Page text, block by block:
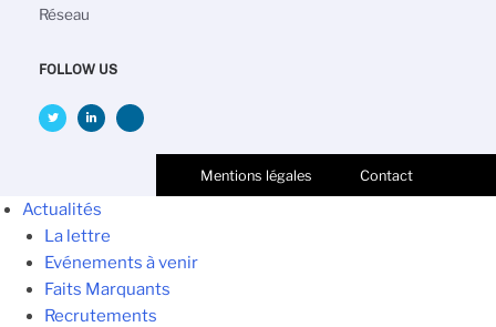
Réseau
FOLLOW US
Mentions légales Contact
Actualités
La lettre
Evénements à venir
Faits Marquants
Recrutements